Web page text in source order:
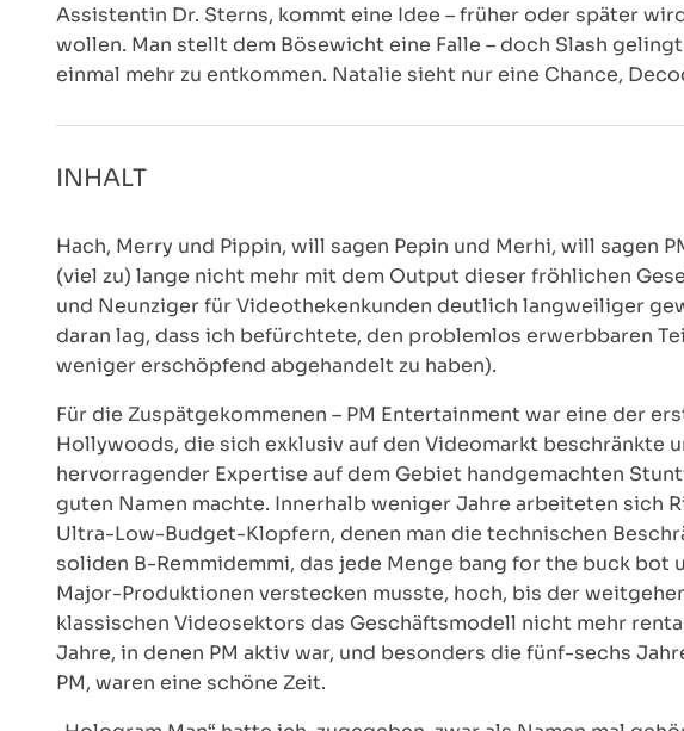
Assistentin Dr. Sterns, kommt eine Idee – früher oder später
wollen. Man stellt dem Bösewicht eine Falle – doch Slash
einmal mehr zu entkommen. Natalie sieht nur eine Chance,
INHALT
Hach, Merry und Pippin, will sagen Pepin und Merhi, will sagen
(viel zu) lange nicht mehr mit dem Output dieser fröhlichen
und Neunziger für Videothekenkunden deutlich langweiliger
daran lag, dass ich befürchtete, den problemlos erwerbbaren
weniger erschöpfend abgehandelt zu haben).
Für die Zuspätgekommenen – PM Entertainment war eine der
Hollywoods, die sich exklusiv auf den Videomarkt beschränkte
hervorragender Expertise auf dem Gebiet handgemachten
guten Namen machte. Innerhalb weniger Jahre arbeiteten sich
Ultra-Low-Budget-Klopfern, denen man die technischen
soliden B-Remmidemmi, das jede Menge bang for the buck bot
Major-Produktionen verstecken musste, hoch, bis der
klassischen Videosektors das Geschäftsmodell nicht mehr
Jahre, in denen PM aktiv war, und besonders die fünf-sechs
PM, waren eine schöne Zeit.